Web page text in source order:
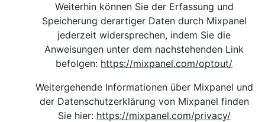
Weiterhin können Sie der Erfassung und
Speicherung derartiger Daten durch Mixpanel
jederzeit widersprechen, indem Sie die
Anweisungen unter dem nachstehenden Link
befolgen: https://mixpanel.com/optout/
Weitergehende Informationen über Mixpanel und
der Datenschutzerklärung von Mixpanel finden
Sie hier: https://mixpanel.com/privacy/